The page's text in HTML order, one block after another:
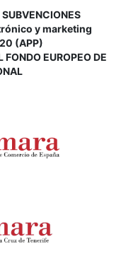
y marketing
(APP)
EUROPEO DE